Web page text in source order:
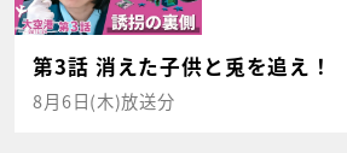
第3話 消えた子供と兎を追え！
8月6日(木)放送分